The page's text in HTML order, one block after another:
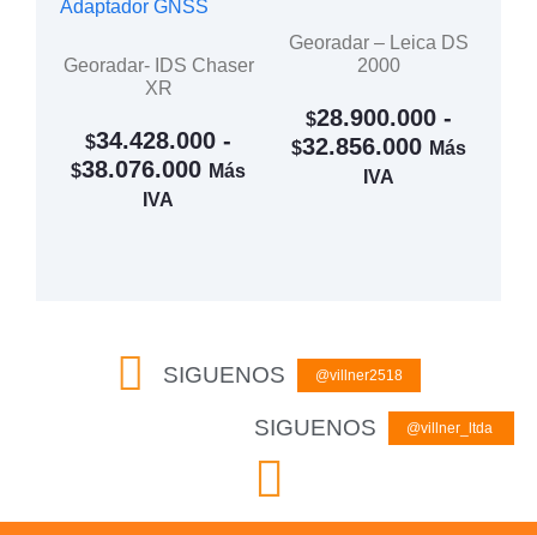
Georadar- IDS Chaser
XR
$34.428.000 -
$38.076.000 Más
IVA
Georadar – Leica DS
2000
$28.900.000 -
$32.856.000 Más
IVA
SIGUENOS @vi ner2518
SIGUENOS @vi ner_ tda